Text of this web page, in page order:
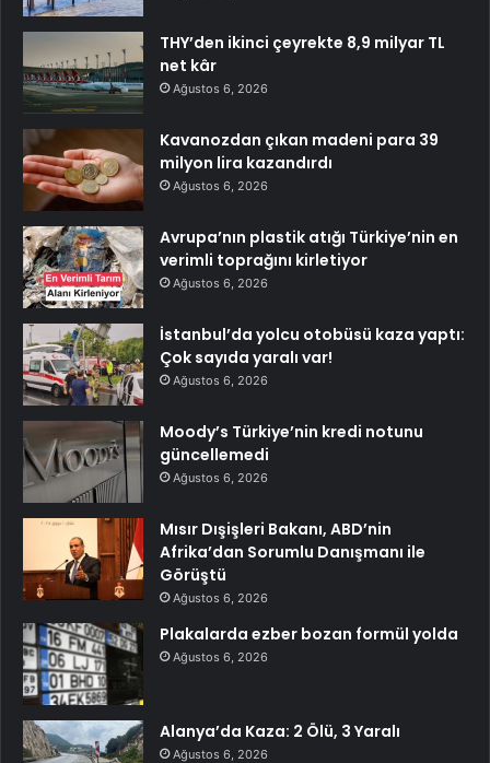
THY’den ikinci çeyrekte 8,9 milyar TL
net kâr
Ağustos 6, 2026
Kavanozdan çıkan madeni para 39
milyon lira kazandırdı
Ağustos 6, 2026
Avrupa’nın plastik atığı Türkiye’nin en
verimli toprağını kirletiyor
Ağustos 6, 2026
İstanbul’da yolcu otobüsü kaza yaptı:
Çok sayıda yaralı var!
Ağustos 6, 2026
Moody’s Türkiye’nin kredi notunu
güncellemedi
Ağustos 6, 2026
Mısır Dışişleri Bakanı, ABD’nin
Afrika’dan Sorumlu Danışmanı ile
Görüştü
Ağustos 6, 2026
Plakalarda ezber bozan formül yolda
Ağustos 6, 2026
Alanya’da Kaza: 2 Ölü, 3 Yaralı
Ağustos 6, 2026